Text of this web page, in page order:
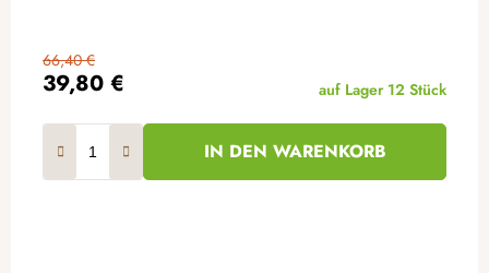
39,80 €
66,40 €
auf Lager 12 Stück
IN DEN WARENKORB